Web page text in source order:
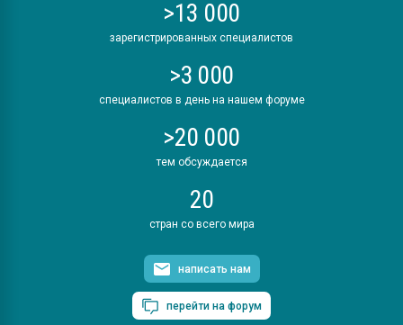
>13 000
зарегистрированных специалистов
>3 000
специалистов в день на нашем форуме
>20 000
тем обсуждается
20
стран со всего мира
написать нам
перейти на форум